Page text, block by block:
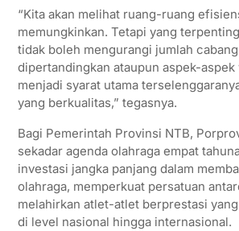
“Kita akan melihat ruang-ruang
memungkinkan. Tetapi yang
tidak boleh mengurangi jumlah
dipertandingkan ataupun aspek-aspek
menjadi syarat utama
yang berkualitas,” tegasnya.
Bagi Pemerintah Provinsi NTB,
sekadar agenda olahraga empat
investasi jangka panjang dalam
olahraga, memperkuat persatuan
melahirkan atlet-atlet berprestasi
di level nasional hingga internasional.